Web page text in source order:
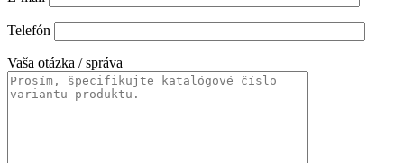
Telefón
Vaša otázka / správa